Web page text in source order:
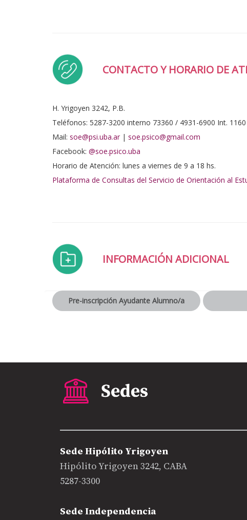
CONTACTO Y HORARIO DE
H. Yrigoyen 3242, P.B.
Teléfonos: 5287-3200 interno 73360 / 4931-6900 Int. 1160
Mail: soe@psi.uba.ar | soe.psico@gmail.com
Facebook: @soe.psico.uba
Horario de Atención: lunes a viernes de 9 a 18 hs.
Plataforma de Consultas del Servicio de Orientación al
INFORMACIÓN ADICIONAL
Pre-inscripción Ayudante Alumno/a
Sede Hipólito Yrigoyen
Hipólito Yrigoyen 3242, CABA
5287-3300
Sede Independencia